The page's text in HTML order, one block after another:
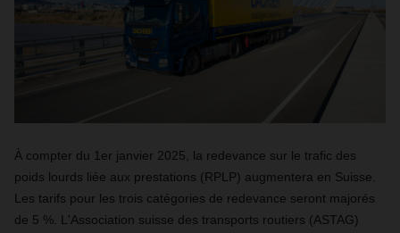
À compter du 1er janvier 2025, la redevance sur le trafic des
poids lourds liée aux prestations (RPLP) augmentera en Suisse.
Les tarifs pour les trois catégories de redevance seront majorés
de 5 %. L'Association suisse des transports routiers (ASTAG)